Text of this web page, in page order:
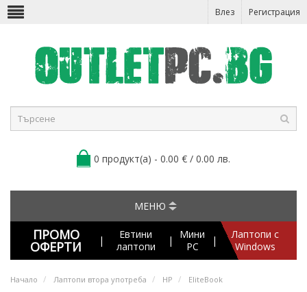
Влез Регистрация
0 продукт(а) - 0.00 € / 0.00 лв.
МЕНЮ
ПРОМО
ОФЕРТИ |
Евтини
лаптопи
|
Мини
PC
|
Лаптопи с
Windows
Начало Лаптопи втора употреба HP EliteBook